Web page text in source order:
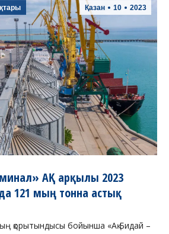
Қазан 10 2023
АҚ арқылы 2023
121 мың тонна астық
қорытындысы бойынша «Ақ Бидай –